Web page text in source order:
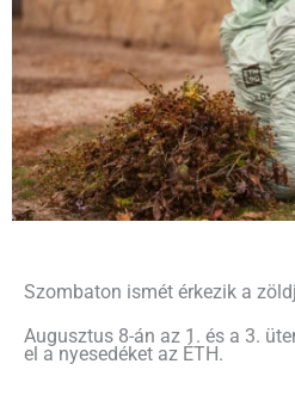
Szombaton ismét érkezik a
Augusztus 8-án az 1. és a 3.
el a nyesedéket az ÉTH.